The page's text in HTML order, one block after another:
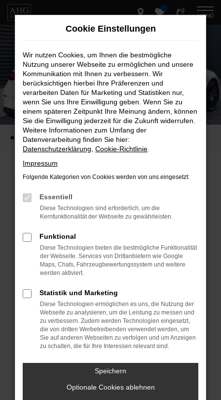
Zum
0
MENÜ
Startseite Fahrzeug-Showroom
Beim Laden ist ein Fehler aufgetreten.
Hier sind ein paar Tipps, die dir helfen können:
Internetverbindung.
Laden andere Webseiten, zum Beispiel deine
Suchmaschine?
Prüfe deine Browsererweiterungen.
das Laden bestimmter Seiten verhindern.
Funktioniert die Seite in einem anderen Browser
oder in einem privaten Fenster?
Starte dein Gerät neu.
Das kann manchmal helfen, vorübergehende
Probleme zu beheben.
Stelle sicher, dass dein Browser und dein
Betriebssystem auf dem neuesten Stand sind.
Veraltete Software birgt nicht nur ein
Cookie Einstellungen
Wir nutzen Cookies, um Ihnen die bestmögliche
Nutzung unserer Webseite zu ermöglichen und unsere
Kommunikation mit Ihnen zu verbessern. Wir
berücksichtigen hierbei Ihre Präferenzen und
verarbeiten Daten für Marketing und Statistiken nur,
wenn Sie uns Ihre Einwilligung geben. Wenn Sie zu
einem späteren Zeitpunkt Ihre Meinung ändern, können
Sie die Einwilligung jederzeit für die Zukunft widerrufen.
Weitere Informationen zum Umfang der
Datenverarbeitung finden Sie hier:
Datenschutzerklärung Cookie-Richtlinie
Impressum
Folgende Kategorien von Cookies werden von uns eingesetzt:
Essentiell
Diese Technologien sind erforderlich, um die
Kernfunktionalität der Webseite zu gewährleisten.
Funktional
Diese Technologien bieten die bestmögliche Funktionalität
der Webseite. Services von Drittanbietern wie Google
Maps, Chats, Fahrzeugbewertungssystem und weitere
werden aktiviert.
Statistik und Marketing
Diese Technologien ermöglichen es uns, die Nutzung der
Webseite zu analysieren, um die Leistung zu messen und
zu verbessern. Zudem werden Technologien eingesetzt,
die von dritten Werbetreibenden verwendet werden, um
Sie auf anderen Webseiten zu verfolgen und um Anzeigen
zu schalten, die für Ihre Interessen relevant sind.
Speichern
Optionale Cookies ablehnen